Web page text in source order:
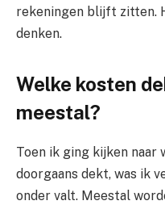
rekeningen blijft zitten.
denken.
Welke kosten
meestal?
Toen ik ging kijken
doorgaans dekt, was ik
onder valt. Meestal